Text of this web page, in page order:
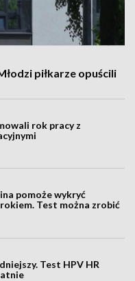
piłkarze opuścili
rok pracy z
pomoże wykryć
Test można zrobić
Test HPV HR